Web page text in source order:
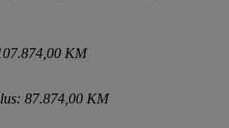
KM
87.874,00 KM